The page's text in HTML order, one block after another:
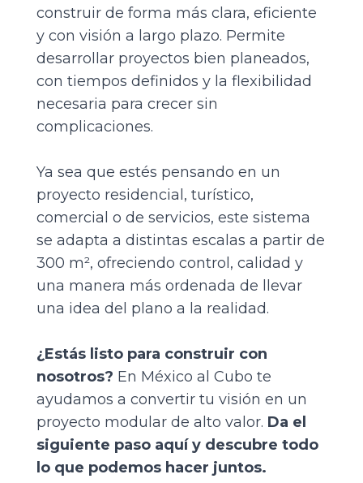
construir de forma más clara, eficiente
y con visión a largo plazo. Permite
desarrollar proyectos bien planeados,
con tiempos definidos y la flexibilidad
necesaria para crecer sin
complicaciones.
Ya sea que estés pensando en un
proyecto residencial, turístico,
comercial o de servicios, este sistema
se adapta a distintas escalas a partir de
300 m², ofreciendo control, calidad y
una manera más ordenada de llevar
una idea del plano a la realidad.
¿Estás listo para construir con
nosotros? En México al Cubo te
ayudamos a convertir tu visión en un
proyecto modular de alto valor. Da el
siguiente paso aquíy descubre todo
lo que podemos hacer juntos.